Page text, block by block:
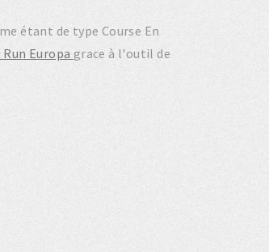
étant de type Course En
Europa grace à l'outil de